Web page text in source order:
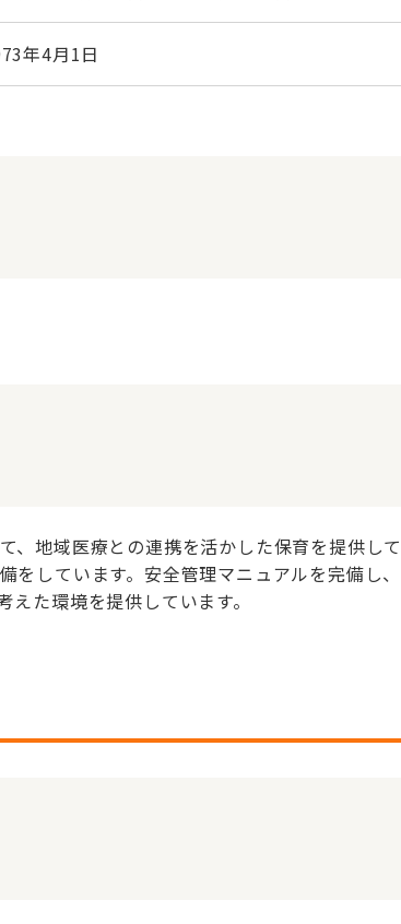
年4月1日
、地域医療との連携を活かした保育を提供し
をしています。安全管理マニュアルを完備し
た環境を提供しています。